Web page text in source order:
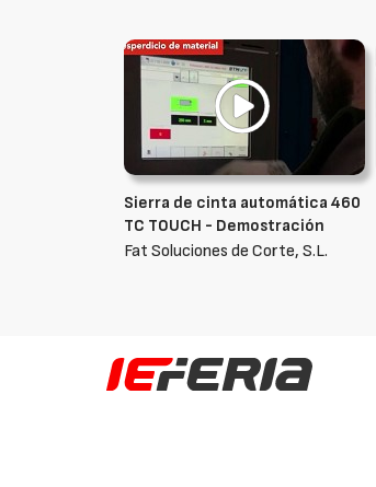
Sierra de cinta automática 460
TC TOUCH - Demostración
Fat Soluciones de Corte, S.L.